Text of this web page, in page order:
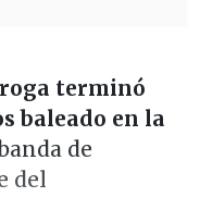
terminó
baleado en la
de
del